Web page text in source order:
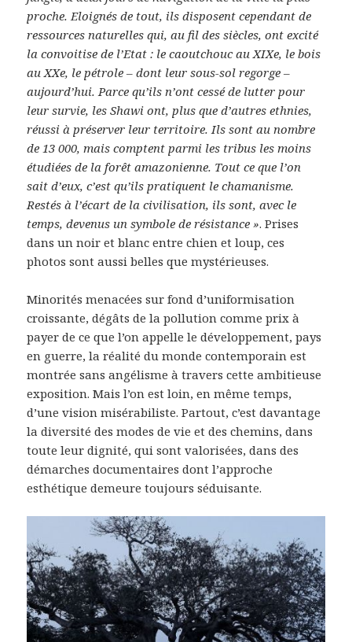
proche. Eloignés de tout, ils disposent cependant de
ressources naturelles qui, au fil des siècles, ont excité
la convoitise de l’Etat : le caoutchouc au XIXe, le bois
au XXe, le pétrole – dont leur sous-sol regorge –
aujourd’hui. Parce qu’ils n’ont cessé de lutter pour
leur survie, les Shawi ont, plus que d’autres ethnies,
réussi à préserver leur territoire. Ils sont au nombre
de 13 000, mais comptent parmi les tribus les moins
étudiées de la forêt amazonienne. Tout ce que l’on
sait d’eux, c’est qu’ils pratiquent le chamanisme.
Restés à l’écart de la civilisation, ils sont, avec le
temps, devenus un symbole de résistance ». Prises
dans un noir et blanc entre chien et loup, ces
photos sont aussi belles que mystérieuses.
Minorités menacées sur fond d’uniformisation
croissante, dégâts de la pollution comme prix à
payer de ce que l’on appelle le développement, pays
en guerre, la réalité du monde contemporain est
montrée sans angélisme à travers cette ambitieuse
exposition. Mais l’on est loin, en même temps,
d’une vision misérabiliste. Partout, c’est davantage
la diversité des modes de vie et des chemins, dans
toute leur dignité, qui sont valorisées, dans des
démarches documentaires dont l’approche
esthétique demeure toujours séduisante.